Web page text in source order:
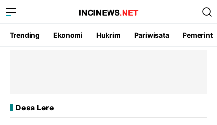
Trending Ekonomi Hukrim Pariwisata
Desa Lere